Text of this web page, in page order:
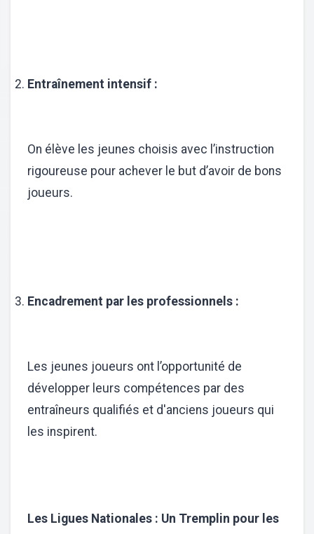
Entraînement intensif :
On élève les jeunes choisis avec l’instruction
rigoureuse pour achever le but d’avoir de bons
joueurs.
Encadrement par les professionnels :
Les jeunes joueurs ont l’opportunité de
développer leurs compétences par des
entraîneurs qualifiés et d'anciens joueurs qui
les inspirent.
Les Ligues Nationales : Un Tremplin pour les